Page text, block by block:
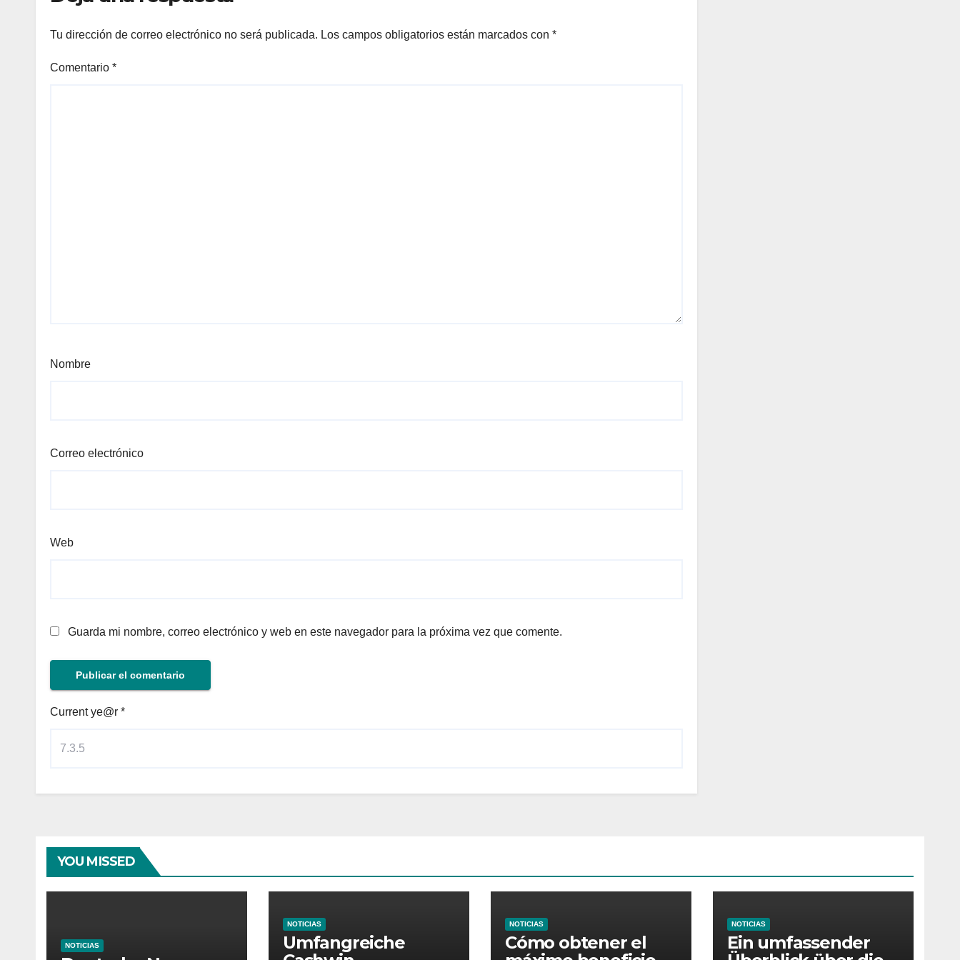
Tu dirección de correo electrónico no será publicada. Los campos obligatorios están marcados con *
Comentario *
Nombre
Correo electrónico
Web
Guarda mi nombre, correo electrónico y web en este navegador para la próxima vez que comente.
Current ye@r *
YOU MISSED
NOTICIAS
NOTICIAS
Umfangreiche
NOTICIAS
Cómo obtener el
NOTICIAS
Ein umfassender